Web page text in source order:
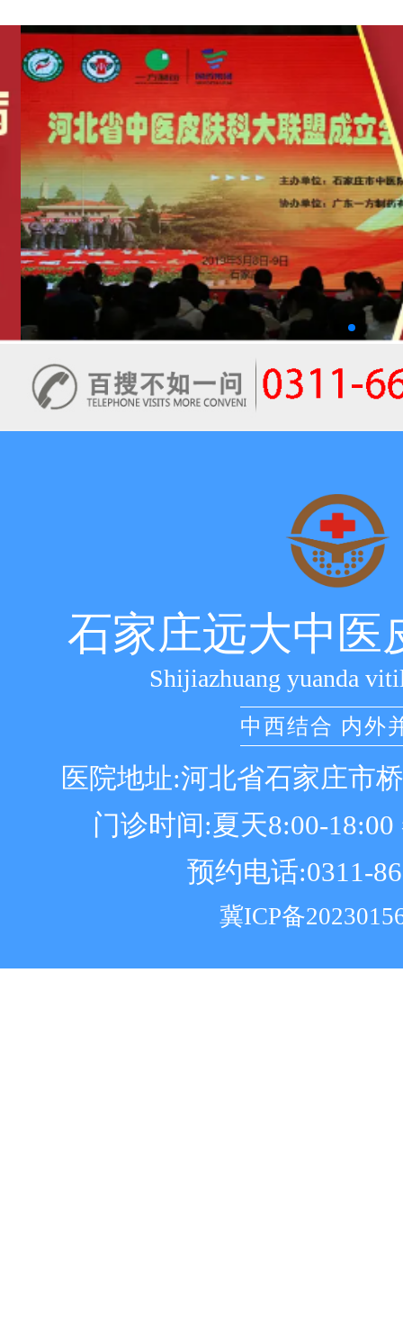
石家庄远大中医
Shijiazhuang yuanda
中西结合 内外
医院地址:河北省石家庄市
门诊时间:夏天8:00-18:00
预约电话:0311-
冀ICP备